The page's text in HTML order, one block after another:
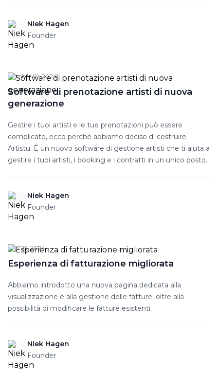
Niek Hagen
Founder
October 01, 2024
Software di prenotazione artisti di nuova
generazione
Gestire i tuoi artisti e le tue prenotazioni può essere
complicato, ecco perché abbiamo deciso di costruire
Artistu. È un nuovo software di gestione artisti che ti aiuta a
gestire i tuoi artisti, i booking e i contratti in un unico posto.
Niek Hagen
Founder
July 25, 2024
Esperienza di fatturazione migliorata
Abbiamo introdotto una nuova pagina dedicata alla
visualizzazione e alla gestione delle fatture, oltre alla
possibilità di modificare le fatture esistenti.
Niek Hagen
Founder